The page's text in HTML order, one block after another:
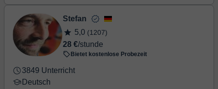
Stefan
5,0 (1207)
28 €/stunde
Bietet kostenlose Probezeit
3849 Unterricht
Deutsch